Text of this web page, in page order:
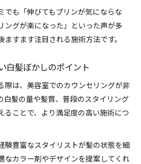
でも「伸びてもプリンが気にならな
ングが楽になった」といった声が多
ますます注目される施術方法です。
白髪ぼかしのポイント
際は、美容室でのカウンセリングが非
白髪の量や髪質、普段のスタイリング
ることで、より満足度の高い施術につ
験豊富なスタイリストが髪の状態を細
なカラー剤やデザインを提案してくれ